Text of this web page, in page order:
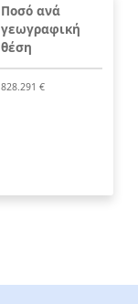
Ποσό ανά
γεωγραφική
θέση
828.291 €